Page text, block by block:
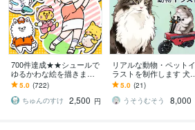
700件達成★★シュールで
ゆるかわな絵を描きます
小物無料・修正無制限！
いろんな表情はお任せく
ださい！
5.0 (722)
ちゅんのすけ
2,500 円
リアルな動物・ペットイ
ラストを制作します 犬・
猫・鳥・爬虫類・虫・魚
など幅広く対応｜商用利
用OK◎
5.0 (21)
うそうむそう
8,000